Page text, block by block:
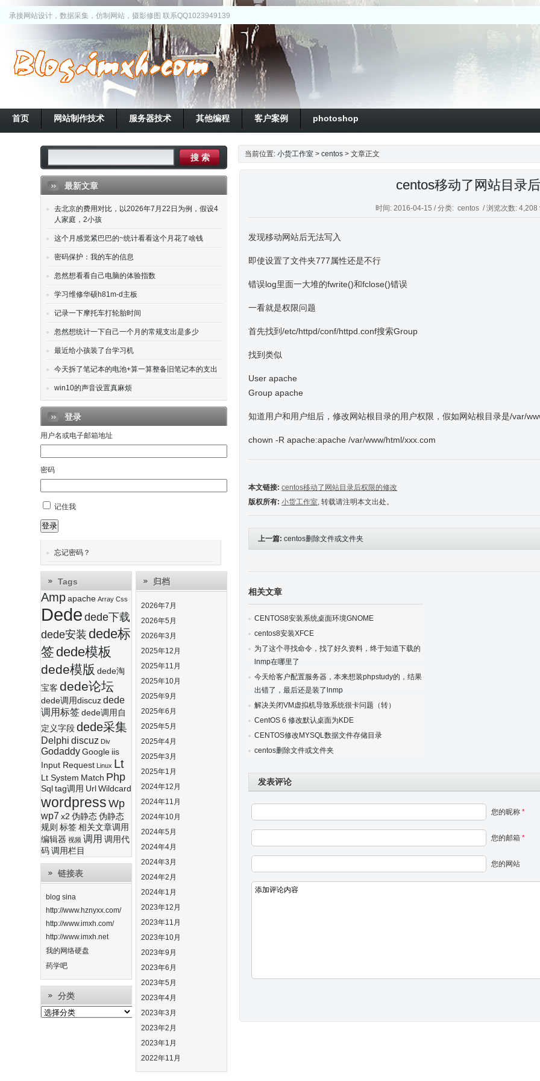
承接网站设计，数据采集，仿制网站，摄影修图 联系QQ1023949139
首页 网站制作技术 服务器技术 其他编程 客户案例 photoshop
当前位置:小货工作室 >centos > 文章正文
centos移动了网站目录
时间: 2016-04-15 / 分类: centos / 浏览次数:
发现移动网站后无法写入
即使设置了文件夹777属性还是不行
错误log里面一大堆的fwrite()和fclose()错误
一看就是权限问题
首先找到/etc/httpd/conf/httpd.conf搜索Group
找到类似
User apache
Group apache
知道用户和用户组后，修改网站根目录的用户权限，假如网站根目录是/var/
chown -R apache:apache /var/www/html/xxx.com
本文链接: centos移动了网站目录后权限的修改
版权所有: 小货工作室, 转载请注明本文出处。
上一篇:centos删除文件或文件夹
相关文章
CENTOS8安装系统桌面环境GNOME
centos8安装XFCE
为了这个寻找命令，找了好久资料，终于知道下载的
lnmp在哪里了
今天给客户配置服务器，本来想装phpstudy的，结果
出错了，最后还是装了lnmp
解决关闭VM虚拟机导致系统很卡问题（转）
CentOS 6 修改默认桌面为KDE
CENTOS修改MYSQL数据文件存储目录
centos删除文件或文件夹
发表评论
您的昵称*
您的邮箱*
您的网站
最新文章
去北京的费用对比，以2026年7月22日为例，假设4
人家庭，2小孩
这个月感觉紧巴巴的~统计看看这个月花了啥钱
密码保护：我的车的信息
忽然想看看自己电脑的体验指数
学习维修华硕h81m-d主板
记录一下摩托车打轮胎时间
忽然想统计一下自己一个月的常规支出是多少
最近给小孩装了台学习机
今天拆了笔记本的电池+算一算整备旧笔记本的支出
win10的声音设置真麻烦
登录
用户名或电子邮箱地址
密码
记住我
登录
忘记密码？
Tags
Amp apache Array Css
Dede dede下载
dede安装 dede标
签 dede模板
dede模版 dede淘
宝客 dede论坛
dede调用discuz dede
调用标签 dede调用自
定义字段 dede采集
Delphi discuz Div
Godaddy Google iis
Input Request Linux Lt
Lt System Match Php
Sql tag调用 Url Wildcard
wordpress Wp
wp7 x2 伪静态 伪静态
规则 标签 相关文章调用
编辑器 视频 调用 调用代
码 调用栏目
链接表
blog sina
http://www.hznyxx.com/
http://www.imxh.com/
http://www.imxh.net
我的网络硬盘
药学吧
分类
分
类
归档
2026年7月
2026年5月
2026年3月
2025年12月
2025年11月
2025年10月
2025年9月
2025年6月
2025年5月
2025年4月
2025年3月
2025年1月
2024年12月
2024年11月
2024年10月
2024年5月
2024年4月
2024年3月
2024年2月
2024年1月
2023年12月
2023年11月
2023年10月
2023年9月
2023年6月
2023年5月
2023年4月
2023年3月
2023年2月
2023年1月
2022年11月